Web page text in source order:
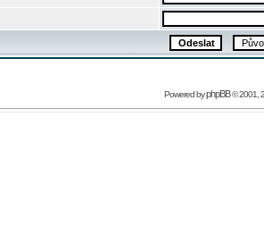
Powered byphpBB© 2001,